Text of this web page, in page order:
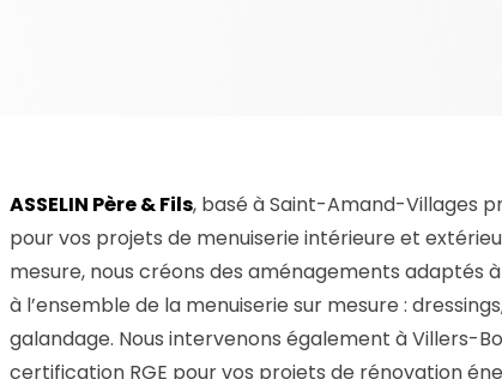
ASSELIN Père & Fils, basé à Saint-Amand-Villages
pour vos projets de menuiserie intérieure et
mesure, nous créons des aménagements adaptés
à l’ensemble de la menuiserie sur mesure :
galandage. Nous intervenons également à Villers-
certification RGE pour vos projets de rénovation